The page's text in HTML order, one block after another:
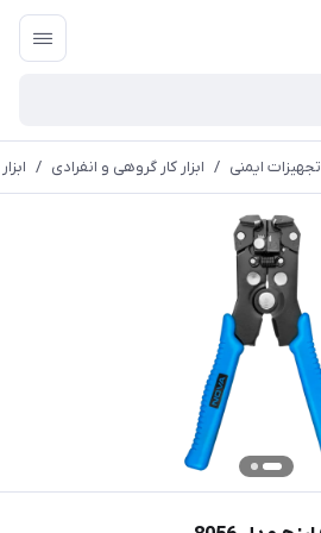
تجهیزات ایمنی / ابزار کار گروهی و انفرادی /